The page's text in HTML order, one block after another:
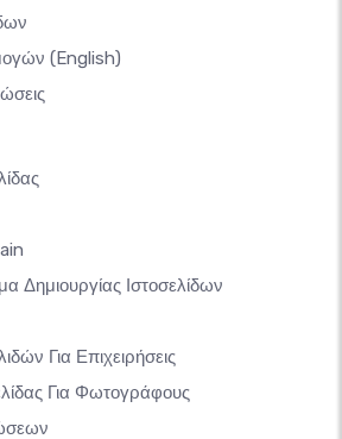
(English)
Ιστοσελίδων
Για Επιχειρήσεις
Για Φωτογράφους